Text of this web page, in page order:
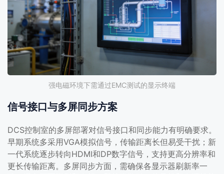
强电磁环境下需通过EMC测试的显示终端
信号接口与多屏同步方案
DCS控制室的多屏部署对信号接口和同步能力有明确要求。
早期系统多采用VGA模拟信号，传输距离长但易受干扰；新
一代系统逐步转向HDMI和DP数字信号，支持更高分辨率和
更长传输距离。多屏同步方面，需确保各显示器刷新率一